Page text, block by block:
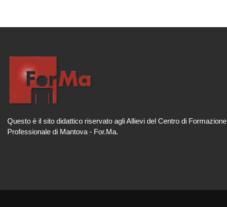
Questo è il sito didattico riservato agli Allievi del Centro di Formazione
Professionale di Mantova - For.Ma.